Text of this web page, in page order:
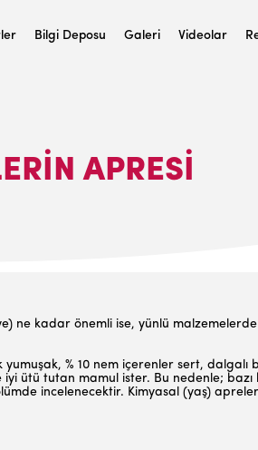
Bilgi Deposu Galeri Videolar
APRESI
ne kadar önemli ise, yünlü
% 10 nem içerenler sert, dalgalı
tutan mamul ister. Bu nedenle; bazı
incelenecektir. Kimyasal (yaş)